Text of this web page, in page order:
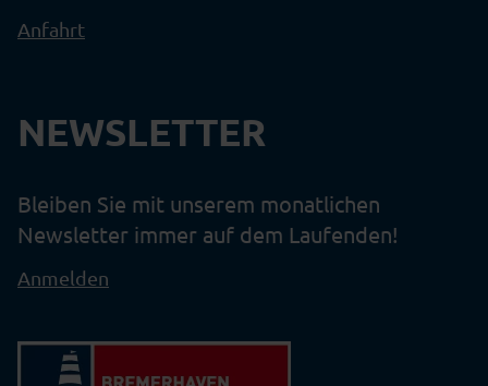
Anfahrt
NEWSLETTER
Bleiben Sie mit unserem monatlichen
Newsletter immer auf dem Laufenden!
Anmelden